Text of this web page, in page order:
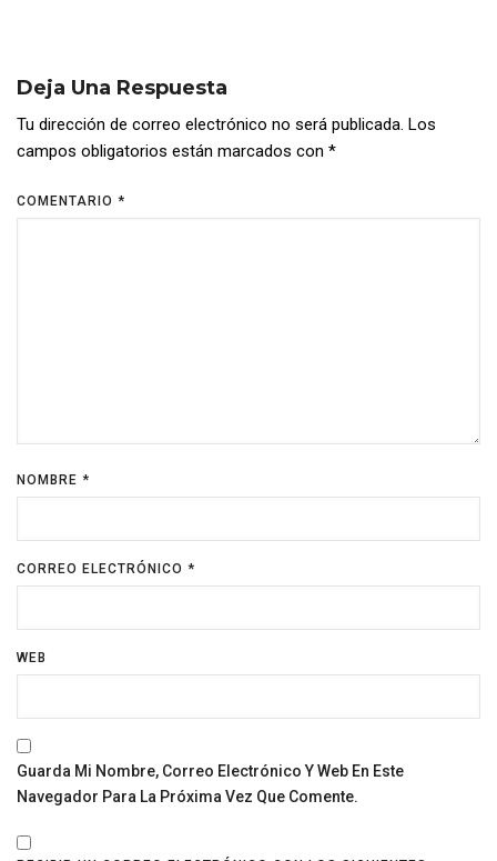
Deja Una Respuesta
Tu dirección de correo electrónico no será publicada. Los
campos obligatorios están marcados con *
COMENTARIO *
NOMBRE *
CORREO ELECTRÓNICO *
WEB
Guarda Mi Nombre, Correo Electrónico Y Web En Este
Navegador Para La Próxima Vez Que Comente.